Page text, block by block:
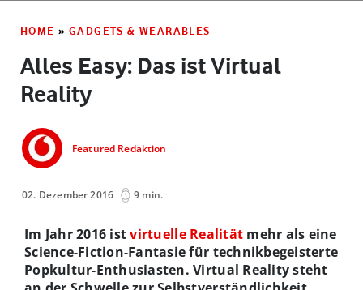
HOME » GADGETS & WEARABLES
Alles Easy: Das ist Virtual
Reality
Featured Redaktion
02. Dezember 2016 9 min.
Im Jahr 2016 istvirtuelle Realität mehr als eine
Science-Fiction-Fantasie für technikbegeisterte
Popkultur-Enthusiasten. Virtual Reality steht